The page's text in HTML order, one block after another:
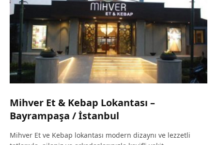
Mihver Et & Kebap Lokantası –
Bayrampaşa / İstanbul
Mihver Et ve Kebap lokantası modern dizaynı ve lezzetli